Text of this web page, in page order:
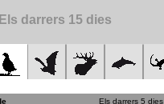
Els darrers 15 dies
Els darrers 5 dies